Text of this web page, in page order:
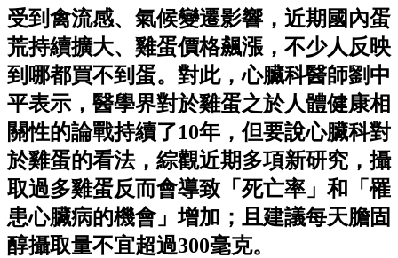
受到禽流感、氣候變遷影響，近期國內蛋
荒持續擴大、雞蛋價格飆漲，不少人反映
到哪都買不到蛋。對此，心臟科醫師劉中
平表示，醫學界對於雞蛋之於人體健康相
關性的論戰持續了10年，但要說心臟科對
於雞蛋的看法，綜觀近期多項新研究，攝
取過多雞蛋反而會導致「死亡率」和「罹
患心臟病的機會」增加；且建議每天膽固
醇攝取量不宜超過300毫克。